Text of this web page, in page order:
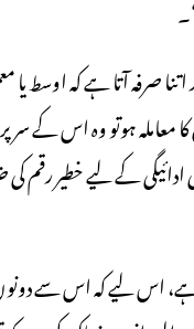
صرفہ آتا ہے کہ
کا معاملہ ہوتو وہ اس
ادائیگی کے لیے خطیر
ہے، اس لیے کہ اس